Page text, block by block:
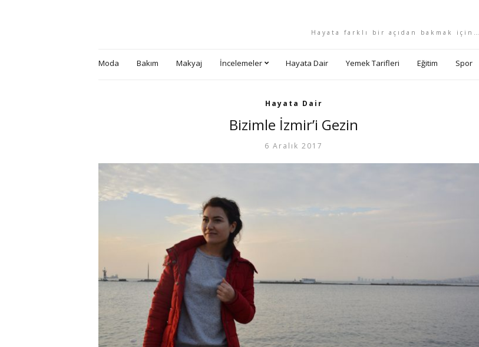
Hayata farklı bir açıdan bakmak için…
Moda Bakım Makyaj İncelemeler Hayata Dair Yemek Tarifleri Eğitim Spor
Hayata Dair
Bizimle İzmir’i Gezin
6 Aralık 2017